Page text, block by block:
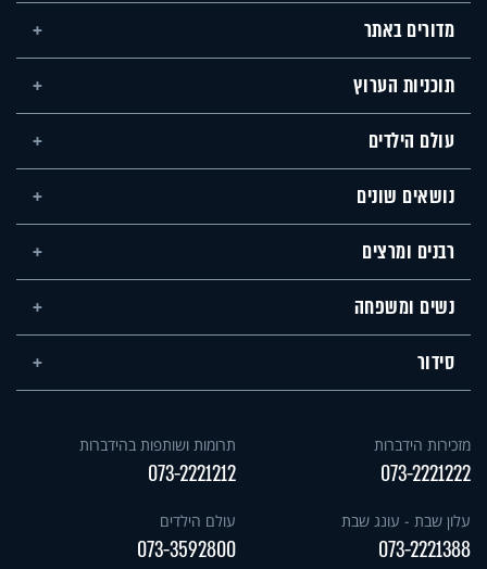
מדורים באתר
תוכניות הערוץ
עולם הילדים
נושאים שונים
רבנים ומרצים
נשים ומשפחה
סידור
מזכירות הידברות
073-2221222
תרומות ושותפות בהידברות
073-2221212
עלון שבת - עונג שבת
073-2221388
עולם הילדים
073-3592800